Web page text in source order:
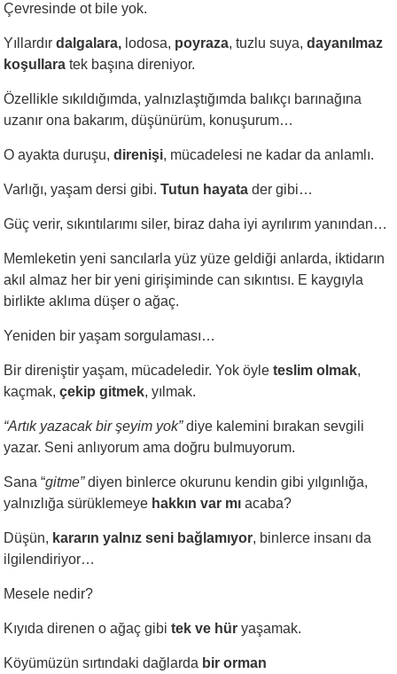
Çevresinde ot bile yok.
Yıllardır dalgalara, lodosa, poyraza, tuzlu suya,dayanılmaz
koşullara tek başına direniyor.
Özellikle sıkıldığımda, yalnızlaştığımda balıkçı barınağına
uzanır ona bakarım, düşünürüm, konuşurum…
O ayakta duruşu,direnişi, mücadelesi ne kadar da anlamlı.
Varlığı, yaşam dersi gibi.Tutun hayata der gibi…
Güç verir, sıkıntılarımı siler, biraz daha iyi ayrılırım yanından…
Memleketin yeni sancılarla yüz yüze geldiği anlarda, iktidarın
akıl almaz her bir yeni girişiminde can sıkıntısı. E kaygıyla
birlikte aklıma düşer o ağaç.
Yeniden bir yaşam sorgulaması…
Bir direniştir yaşam, mücadeledir. Yok öyleteslim olmak,
kaçmak,çekip gitmek, yılmak.
“Artık yazacak bir şeyim yok”diye kalemini bırakan sevgili
yazar. Seni anlıyorum ama doğru bulmuyorum.
Sana “gitme”diyen binlerce okurunu kendin gibi yılgınlığa,
yalnızlığa sürüklemeye hakkın var mı acaba?
Düşün, kararın yalnız seni bağlamıyor, binlerce insanı da
ilgilendiriyor…
Mesele nedir?
Kıyıda direnen o ağaç gibitek ve hür yaşamak.
Köyümüzün sırtındaki dağlarda bir orman